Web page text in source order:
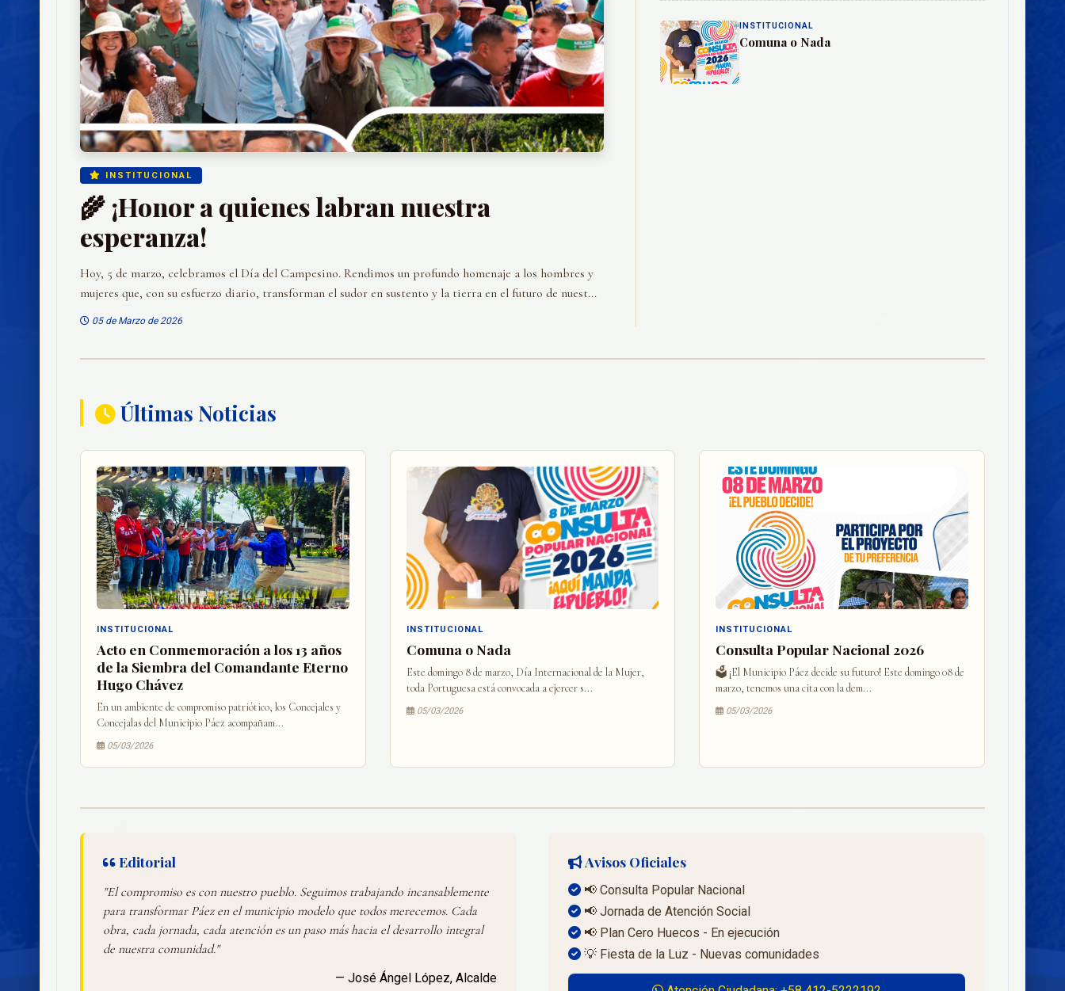
INSTITUCIONAL
🌾 ¡Honor a quienes labran nuestra
esperanza!
Hoy, 5 de marzo, celebramos el Día del Campesino. Rendimos un profundo homenaje a los hombres y
mujeres que, con su esfuerzo diario, transforman el sudor en sustento y la tierra en el futuro de nuest...
05 de Marzo de 2026
INSTITUCIONAL
Comuna o Nada
Últimas Noticias
INSTITUCIONAL
Acto en Conmemoración a los 13 años
de la Siembra del Comandante Eterno
Hugo Chávez
En un ambiente de compromiso patriótico, los Concejales y
Concejalas del Municipio Páez acompañam...
05/03/2026
INSTITUCIONAL
Comuna o Nada
Este domingo 8 de marzo, Día Internacional de la Mujer,
toda Portuguesa está convocada a ejercer s...
05/03/2026
INSTITUCIONAL
Consulta Popular Nacional 2026
🗳️ ¡El Municipio Páez decide su futuro! Este domingo 08 de
marzo, tenemos una cita con la dem...
05/03/2026
Editorial
"El compromiso es con nuestro pueblo. Seguimos trabajando incansablemente
para transformar Páez en el municipio modelo que todos merecemos. Cada
obra, cada jornada, cada atención es un paso más hacia el desarrollo integral
de nuestra comunidad."
— José Ángel López, Alcalde
Avisos Oficiales
📢 Consulta Popular Nacional
📢 Jornada de Atención Social
📢 Plan Cero Huecos - En ejecución
💡 Fiesta de la Luz - Nuevas comunidades